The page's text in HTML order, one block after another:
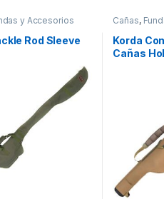
y Accesorios
Rod Sleeve
Cañas,
Korda
Cañas